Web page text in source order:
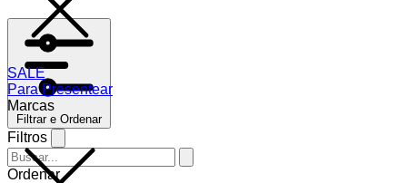
SALE
Para Presentear
Marcas
Filtrar e Ordenar
Filtros
Ordenar